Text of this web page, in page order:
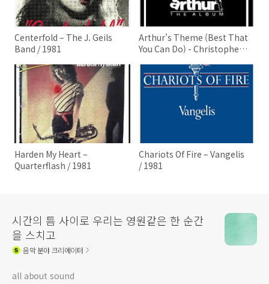
Centerfold – The J. Geils
Band / 1981
Arthur’s Theme (Best That
You Can Do) - Christopher
Harden My Heart –
Quarterflash / 1981
Chariots Of Fire – Vangelis
/ 1981
시간의 틈 사이로 우리는 영원같은 한 순간
을 스치고
음악분야 크리에이터
all about sound